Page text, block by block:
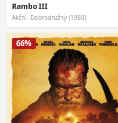
Rambo III
Akční, Dobrodružný (1988)
66%